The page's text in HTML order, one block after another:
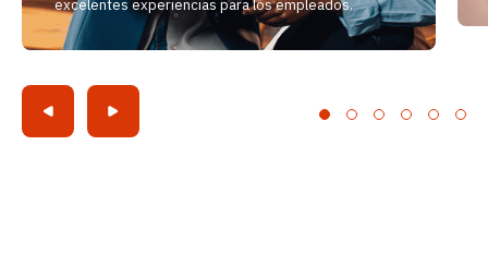
excelentes experiencias para los empleados.